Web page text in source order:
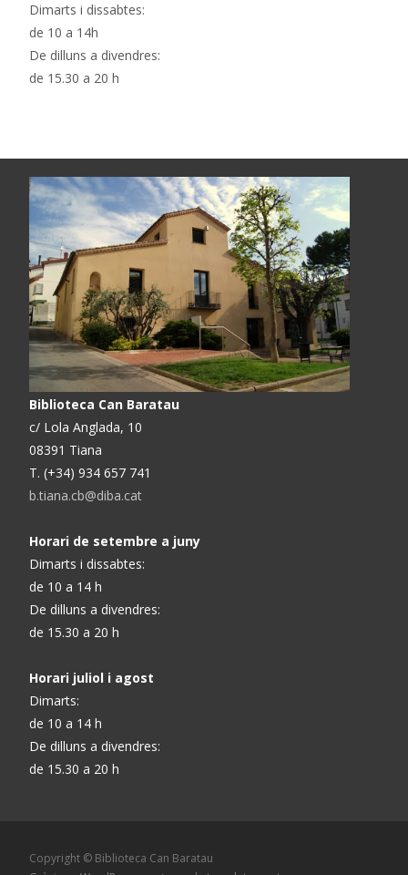
Dimarts i dissabtes:
de 10 a 14h
De dilluns a divendres:
de 15.30 a 20 h
Biblioteca Can Baratau
c/ Lola Anglada, 10
08391 Tiana
T. (+34) 934 657 741
b.tiana.cb@diba.cat
Horari de setembre a juny
Dimarts i dissabtes:
de 10 a 14 h
De dilluns a divendres:
de 15.30 a 20 h
Horari juliol i agost
Dimarts:
de 10 a 14 h
De dilluns a divendres:
de 15.30 a 20 h
Copyright © Biblioteca Can Baratau